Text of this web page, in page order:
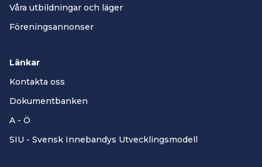
Våra utbildningar och läger
Föreningsannonser
Länkar
Kontakta oss
Dokumentbanken
A - Ö
SIU - Svensk Innebandys Utvecklingsmodell